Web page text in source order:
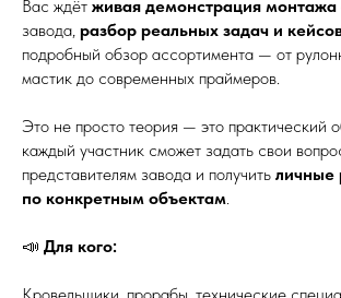
Вас ждёт живая демонстрация монтажа
завода, разбор реальных задач и
подробный обзор ассортимента — от
мастик до современных праймеров.
Это не просто теория — это практический
каждый участник сможет задать свои
представителям завода и получить личные
по конкретным объектам.
📣 Для кого: